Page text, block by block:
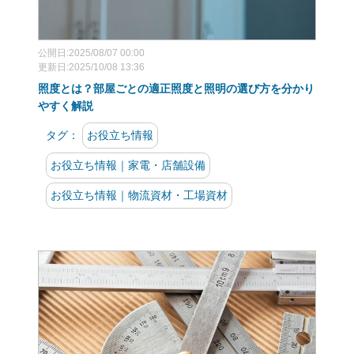
公開日:2025/08/07 00:00
更新日:2025/10/08 13:36
照度とは？部屋ごとの適正照度と照明の選び方を分かり
やすく解説
タグ： お役立ち情報
お役立ち情報｜家電・店舗設備
お役立ち情報｜物流資材・工場資材